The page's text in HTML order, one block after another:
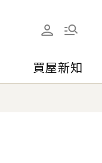
買屋新知